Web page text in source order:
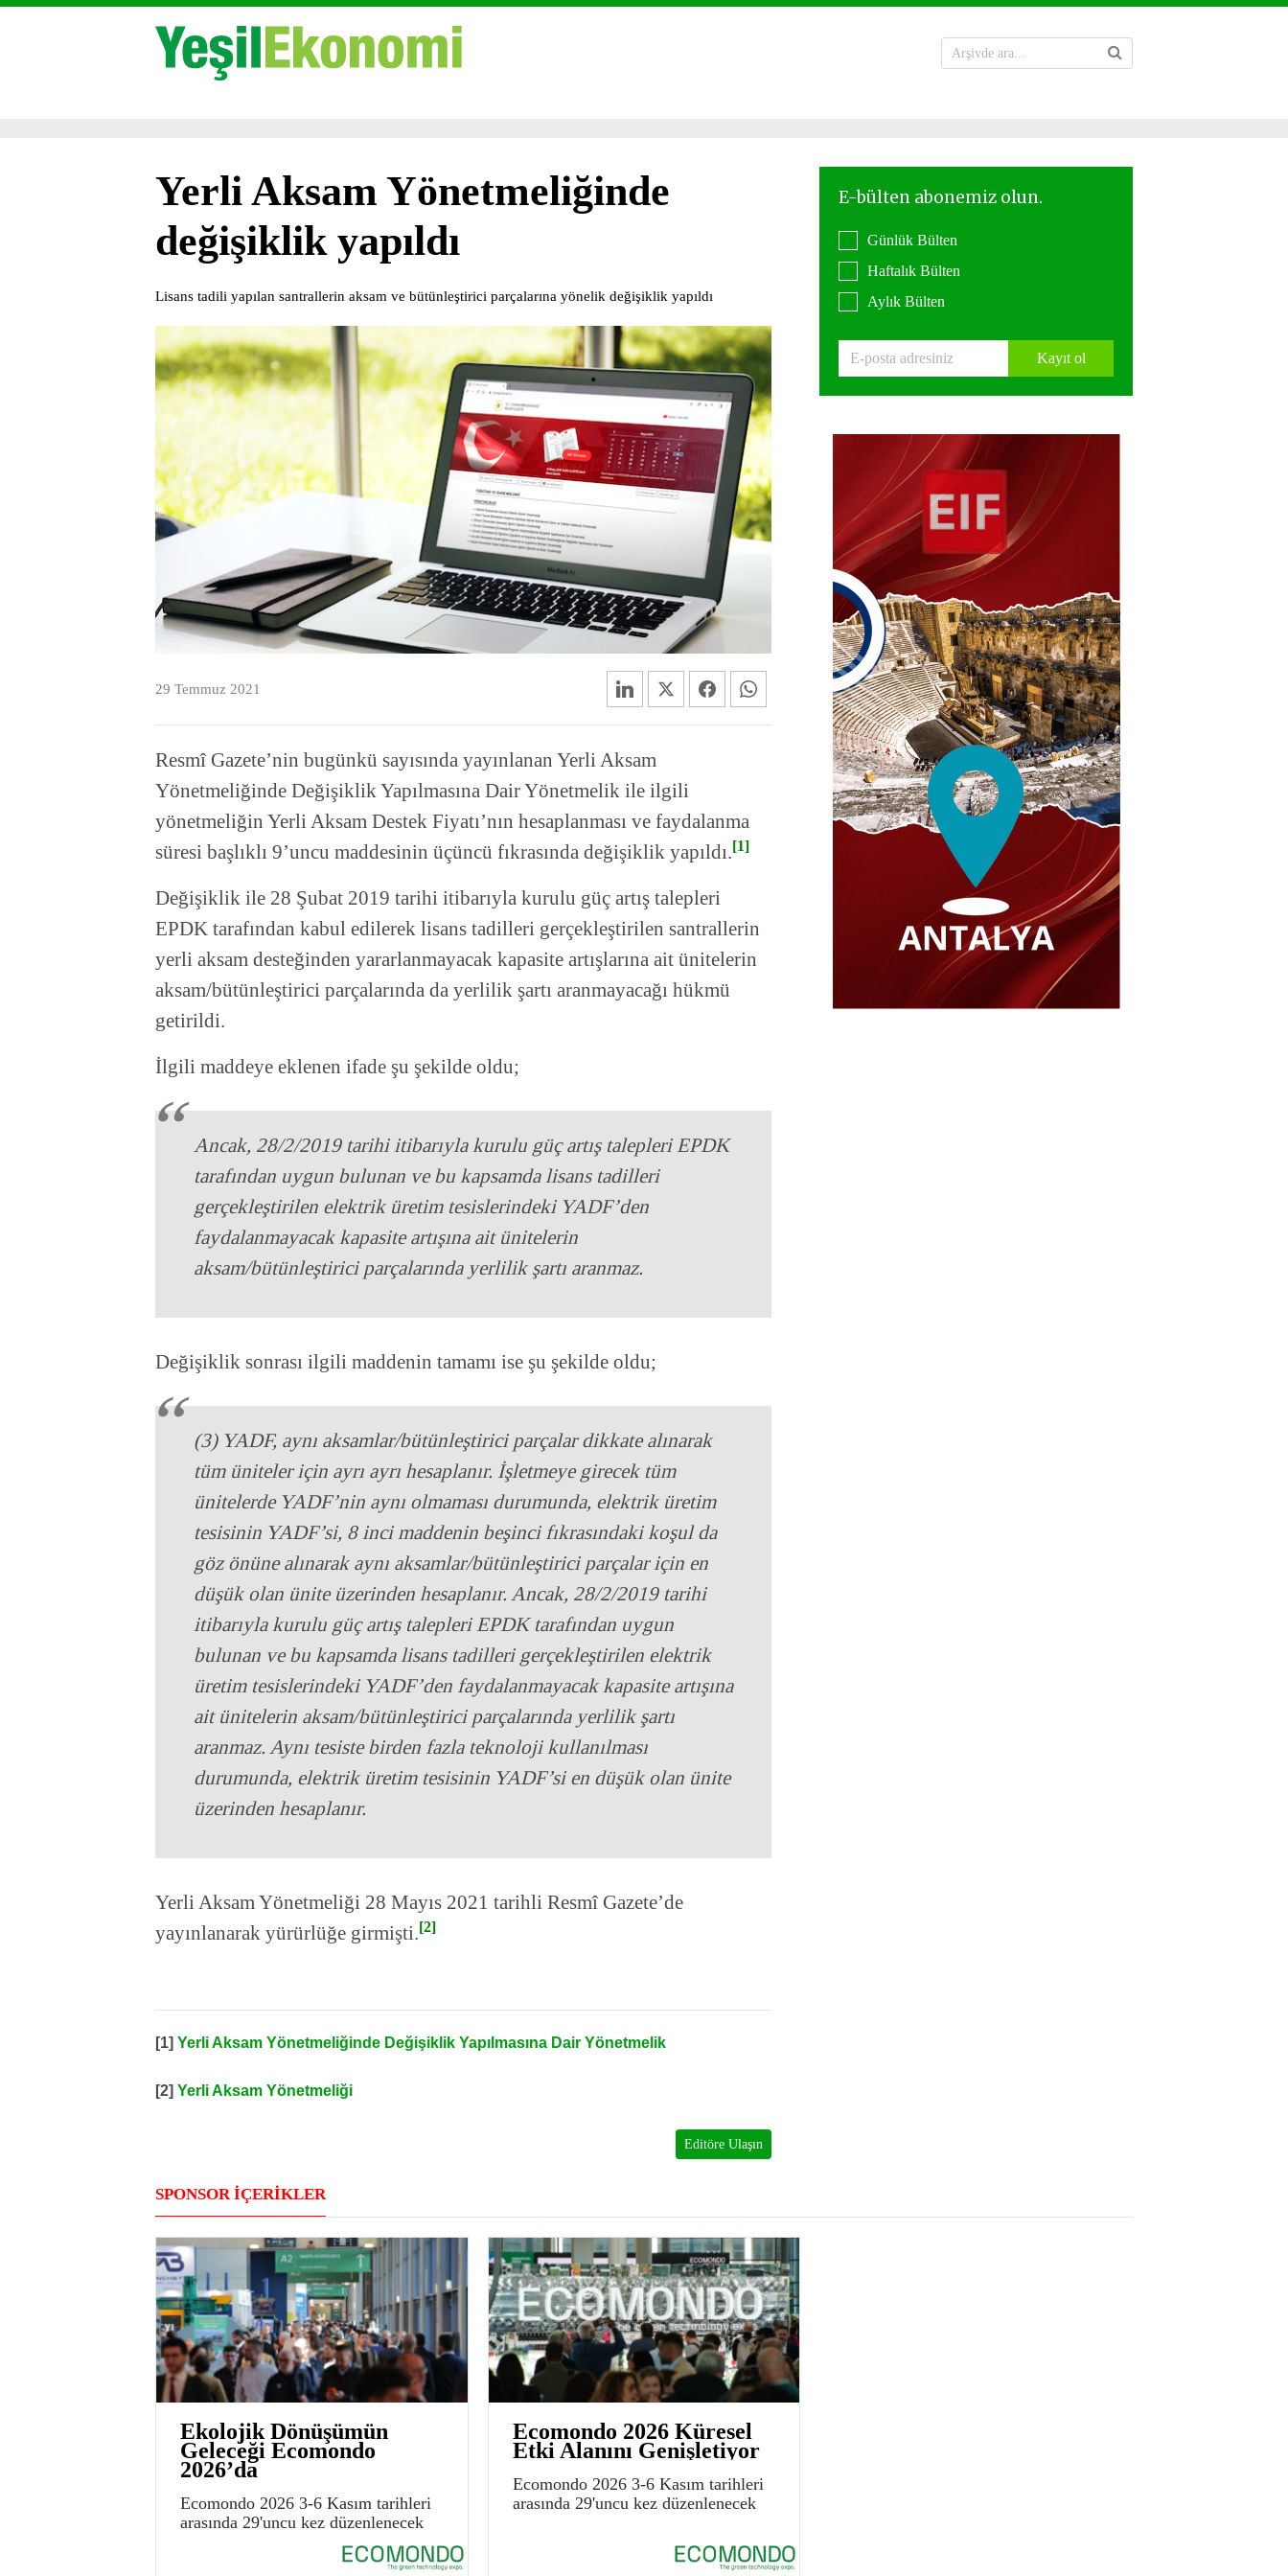
Yerli Aksam Yönetmeliğinde
değişiklik yapıldı
Lisans tadili yapılan santrallerin aksam ve bütünleştirici parçalarına yönelik değişiklik yapıldı
29 Temmuz 2021
Resmî Gazete’nin bugünkü sayısında yayınlanan Yerli Aksam
Yönetmeliğinde Değişiklik Yapılmasına Dair Yönetmelik ile ilgili
yönetmeliğin Yerli Aksam Destek Fiyatı’nın hesaplanması ve faydalanma
süresi başlıklı 9’uncu maddesinin üçüncü fıkrasında değişiklik yapıldı.[1]
Değişiklik ile 28 Şubat 2019 tarihi itibarıyla kurulu güç artış talepleri
EPDK tarafından kabul edilerek lisans tadilleri gerçekleştirilen santrallerin
yerli aksam desteğinden yararlanmayacak kapasite artışlarına ait ünitelerin
aksam/bütünleştirici parçalarında da yerlilik şartı aranmayacağı hükmü
getirildi.
İlgili maddeye eklenen ifade şu şekilde oldu;
Ancak, 28/2/2019 tarihi itibarıyla kurulu güç artış talepleri EPDK
tarafından uygun bulunan ve bu kapsamda lisans tadilleri
gerçekleştirilen elektrik üretim tesislerindeki YADF’den
faydalanmayacak kapasite artışına ait ünitelerin
aksam/bütünleştirici parçalarında yerlilik şartı aranmaz.
Değişiklik sonrası ilgili maddenin tamamı ise şu şekilde oldu;
(3) YADF, aynı aksamlar/bütünleştirici parçalar dikkate alınarak
tüm üniteler için ayrı ayrı hesaplanır. İşletmeye girecek tüm
ünitelerde YADF’nin aynı olmaması durumunda, elektrik üretim
tesisinin YADF’si, 8 inci maddenin beşinci fıkrasındaki koşul da
göz önüne alınarak aynı aksamlar/bütünleştirici parçalar için en
düşük olan ünite üzerinden hesaplanır. Ancak, 28/2/2019 tarihi
itibarıyla kurulu güç artış talepleri EPDK tarafından uygun
bulunan ve bu kapsamda lisans tadilleri gerçekleştirilen elektrik
üretim tesislerindeki YADF’den faydalanmayacak kapasite artışına
ait ünitelerin aksam/bütünleştirici parçalarında yerlilik şartı
aranmaz. Aynı tesiste birden fazla teknoloji kullanılması
durumunda, elektrik üretim tesisinin YADF’si en düşük olan ünite
üzerinden hesaplanır.
Yerli Aksam Yönetmeliği 28 Mayıs 2021 tarihli Resmî Gazete’de
yayınlanarak yürürlüğe girmişti.[2]
[1] Yerli Aksam Yönetmeliğinde Değişiklik Yapılmasına Dair Yönetmelik
[2] Yerli Aksam Yönetmeliği
Editöre Ulaşın
Günlük Bülten
Haftalık Bülten
Aylık Bülten
Kayıt ol
SPONSOR İÇERİKLER
Ekolojik Dönüşümün
Geleceği Ecomondo
2026’da
Ecomondo 2026 3-6 Kasım tarihleri
arasında 29'uncu kez düzenlenecek
Ecomondo 2026 Küresel
Etki Alanını Genişletiyor
Ecomondo 2026 3-6 Kasım tarihleri
arasında 29'uncu kez düzenlenecek